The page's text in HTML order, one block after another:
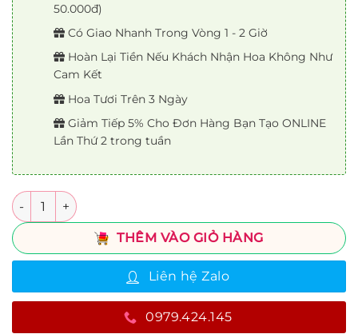
50.000đ)
Có Giao Nhanh Trong Vòng 1 - 2 Giờ
Hoàn Lại Tiền Nếu Khách Nhận Hoa Không Như
Cam Kết
Hoa Tươi Trên 3 Ngày
Giảm Tiếp 5% Cho Đơn Hàng Bạn Tạo ONLINE
Lần Thứ 2 trong tuần
Số lượng
THÊM VÀO GIỎ HÀNG
Liên hệ Zalo
0979.424.145